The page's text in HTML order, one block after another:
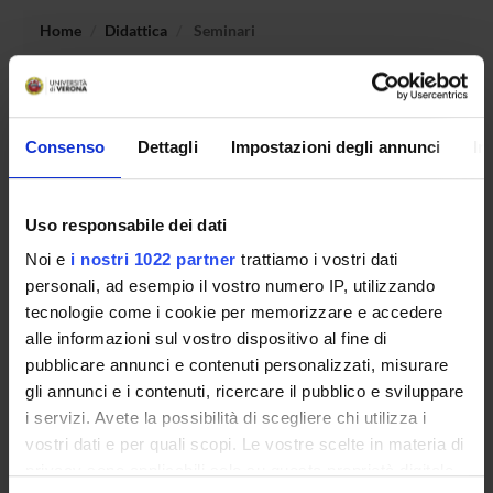
Consenso Dettagli Impostazioni degli annunci
Uso responsabile dei dati
Noi e i nostri 1022 partner trattiamo i vostri dati
personali, ad esempio il vostro numero IP, utilizzando
tecnologie come i cookie per memorizzare e accedere
alle informazioni sul vostro dispositivo al fine di
pubblicare annunci e contenuti personalizzati, misurare
gli annunci e i contenuti, ricercare il pubblico e sviluppare
i servizi. Avete la possibilità di scegliere chi utilizza i
vostri dati e per quali scopi. Le vostre scelte in materia di
Home Didattica Seminari
Non è stato trovato alcun seminario relativo
all'insegnamento Lineamenti di diritto dell'unione europea.
OFFERTA FORMATIVA
CORSI DI STUDIO
DOTTORATI DI RICERCA E FORMAZIONE
SUPERIORE
Contatti
Persone